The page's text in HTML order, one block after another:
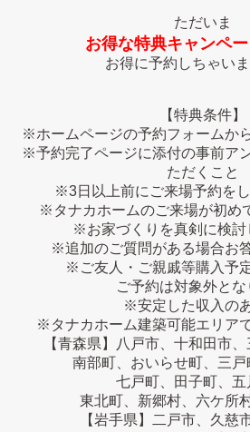
ただいま
お得な特典キャンペ
お得に予約しちゃい
【特典条件】
※ホームページの予約フォームか
※予約完了ページに添付の事前ア
ただくこと
※3日以上前にご来場予約を
※タナカホームのご来場が初め
※お家づくりを真剣に検討
※追加のご質問がある場合お
※ご友人・ご親戚等購入予
ご予約は対象外とな
※安定した収入の
※タナカホーム建築可能エリア
【青森県】八戸市、十和田市、
南部町、おいらせ町、三戸
七戸町、田子町、五
東北町、新郷村、六ケ所
【岩手県】二戸市、久慈